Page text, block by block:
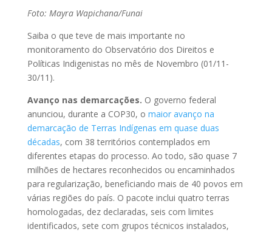
Foto: Mayra Wapichana/Funai
Saiba o que teve de mais importante no
monitoramento do Observatório dos Direitos e
Políticas Indigenistas no mês de Novembro (01/11-
30/11).
Avanço nas demarcações. O governo federal
anunciou, durante a COP30, o maior avanço na
demarcação de Terras Indígenas em quase duas
décadas, com 38 territórios contemplados em
diferentes etapas do processo. Ao todo, são quase 7
milhões de hectares reconhecidos ou encaminhados
para regularização, beneficiando mais de 40 povos em
várias regiões do país. O pacote inclui quatro terras
homologadas, dez declaradas, seis com limites
identificados, sete com grupos técnicos instalados,